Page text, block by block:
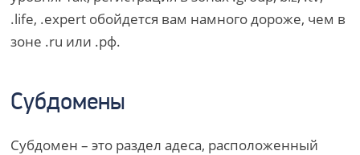
.life, .expert обойдется вам намного дороже, чем в
зоне .ru или .рф.
Субдомены
Субдомен – это раздел адеса, расположенный